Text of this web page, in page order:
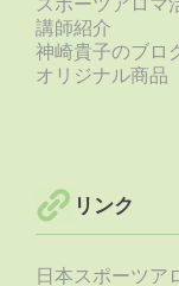
スポーツアロマ
講師紹介
神崎貴子のブロ
オリジナル商品
リンク
日本スポーツア